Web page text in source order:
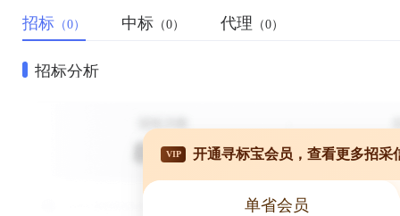
招标 （0） 中标 （0） 代理 （0）
招标分析
VIP 开通寻标宝会员，查看更多招采
单省会员